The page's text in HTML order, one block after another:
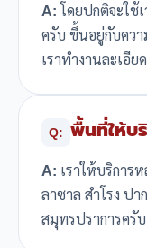
A: โดยปกติจะใช้
ครับ ขึ้นอยู่กับคว
เราทำงานละเอี
Q: พื้นที่ให้บ
A: เราให้บริการ
ลาซาล สำโรง ป
สมุทรปราการครับ